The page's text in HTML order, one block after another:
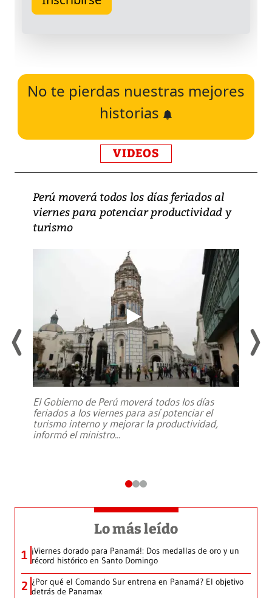
No te pierdas nuestras mejores
historias
VIDEOS
Perú moverá todos los días feriados al
viernes para potenciar productividad y
turismo
El Gobierno de Perú moverá todos los días
feriados a los viernes para así potenciar el
turismo interno y mejorar la productividad,
informó el ministro...
Lo más leído
1 ¡Viernes dorado para Panamá!: Dos medallas de oro y un
récord histórico en Santo Domingo
2 ¿Por qué el Comando Sur entrena en Panamá? El objetivo
detrás de Panamax